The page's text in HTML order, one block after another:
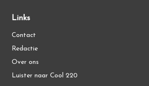
Links
Contact
Redactie
Over ons
Luister naar Cool 220